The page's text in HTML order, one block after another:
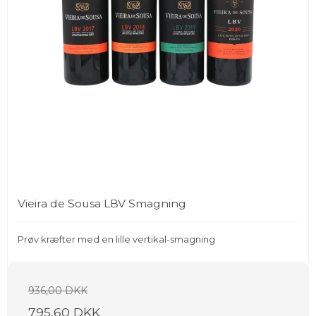
Vieira de Sousa LBV Smagning
Prøv kræfter med en lille vertikal-smagning
936,00 DKK
795,60 DKK